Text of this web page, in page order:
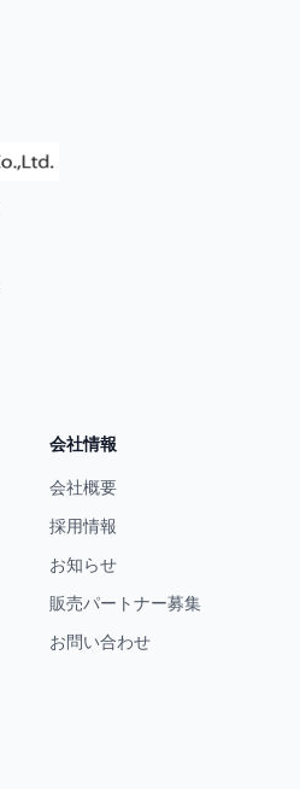
会社情報
会社概要
採用情報
お知らせ
販売パートナー募集
お問い合わせ